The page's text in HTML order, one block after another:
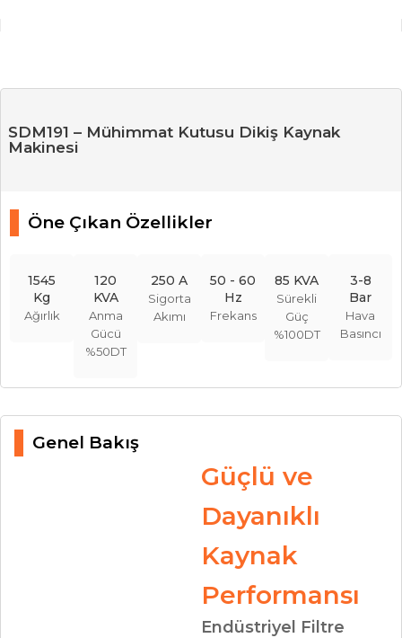
SDM191 – Mühimmat Kutusu Dikiş Kaynak
Makinesi
Öne Çıkan Özellikler
1545
Kg
Ağırlık
120
KVA
Anma
Gücü
%50DT
250 A
Sigorta
Akımı
50 - 60
Hz
Frekans
85 KVA
Sürekli
Güç
%100DT
3-8
Bar
Hava
Basıncı
Genel Bakış
Güçlü ve
Dayanıklı
Kaynak
Performansı
Endüstriyel Filtre